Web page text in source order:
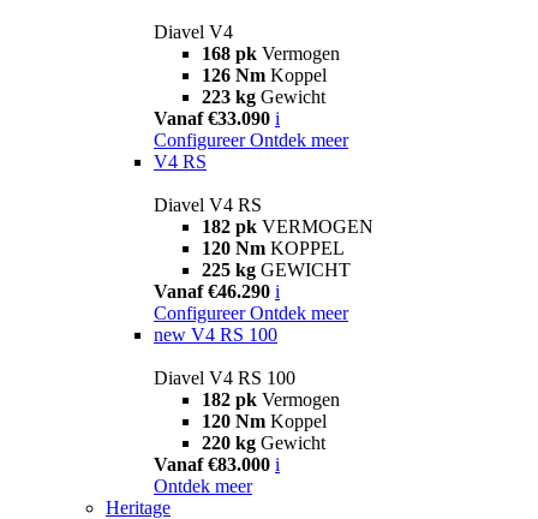
Diavel V4
168 pk Vermogen
126 Nm Koppel
223 kg Gewicht
Vanaf €33.090 i
Configureer Ontdek meer
V4 RS
Diavel V4 RS
182 pk VERMOGEN
120 Nm KOPPEL
225 kg GEWICHT
Vanaf €46.290 i
Configureer Ontdek meer
new V4 RS 100
Diavel V4 RS 100
182 pk Vermogen
120 Nm Koppel
220 kg Gewicht
Vanaf €83.000 i
Ontdek meer
Heritage